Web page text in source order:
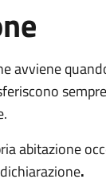
avviene
abitazione
dichiarazione.